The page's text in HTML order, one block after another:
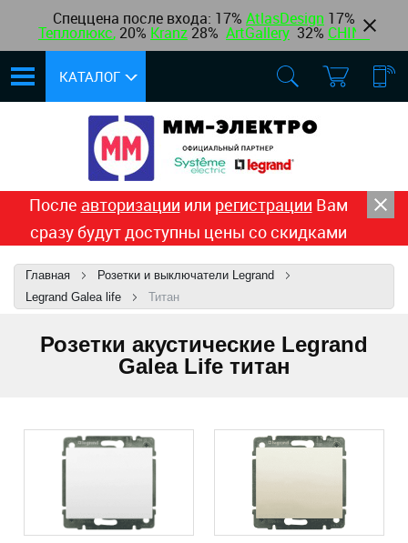
Спеццена после входа: 17% AtlasDesign 17%
Теплолюкс, 20% Kranz 28% ArtGallery 32% CHINT
КАТАЛОГ
После авторизации или регистрации Вам
сразу будут доступны цены со скидками
Главная
Розетки и выключатели Legrand
Legrand Galea life
Титан
Розетки акустические Legrand
Galea Life титан